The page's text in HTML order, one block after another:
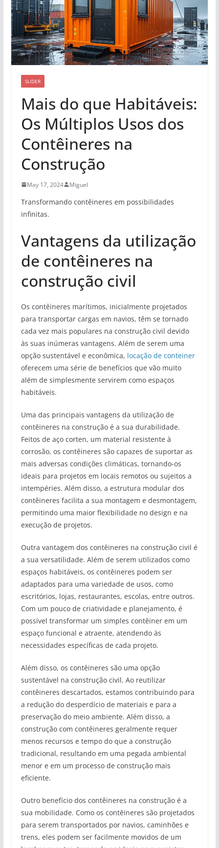
SLIDER
Mais do que Habitáveis:
Os Múltiplos Usos dos
Contêineres na
Construção
May 17, 2024 Miguel
Transformando contêineres em possibilidades
infinitas.
Vantagens da utilização
de contêineres na
construção civil
Os contêineres marítimos, inicialmente projetados
para transportar cargas em navios, têm se tornado
cada vez mais populares na construção civil devido
às suas inúmeras vantagens. Além de serem uma
opção sustentável e econômica, locação de conteiner
oferecem uma série de benefícios que vão muito
além de simplesmente servirem como espaços
habitáveis.
Uma das principais vantagens da utilização de
contêineres na construção é a sua durabilidade.
Feitos de aço corten, um material resistente à
corrosão, os contêineres são capazes de suportar as
mais adversas condições climáticas, tornando-os
ideais para projetos em locais remotos ou sujeitos a
intempéries. Além disso, a estrutura modular dos
contêineres facilita a sua montagem e desmontagem,
permitindo uma maior flexibilidade no design e na
execução de projetos.
Outra vantagem dos contêineres na construção civil é
a sua versatilidade. Além de serem utilizados como
espaços habitáveis, os contêineres podem ser
adaptados para uma variedade de usos, como
escritórios, lojas, restaurantes, escolas, entre outros.
Com um pouco de criatividade e planejamento, é
possível transformar um simples contêiner em um
espaço funcional e atraente, atendendo às
necessidades específicas de cada projeto.
Além disso, os contêineres são uma opção
sustentável na construção civil. Ao reutilizar
contêineres descartados, estamos contribuindo para
a redução do desperdício de materiais e para a
preservação do meio ambiente. Além disso, a
construção com contêineres geralmente requer
menos recursos e tempo do que a construção
tradicional, resultando em uma pegada ambiental
menor e em um processo de construção mais
eficiente.
Outro benefício dos contêineres na construção é a
sua mobilidade. Como os contêineres são projetados
para serem transportados por navios, caminhões e
trens, eles podem ser facilmente movidos de um